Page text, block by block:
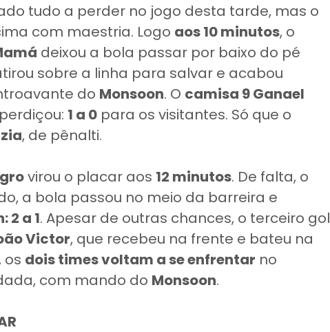
tudo a perder no jogo desta tarde, mas o
com maestria. Logo aos 10 minutos, o
deixou a bola passar por baixo do pé
sobre a linha para salvar e acabou
do Monsoon. O camisa 9 Ganael
1 a 0 para os visitantes. Só que o
, de pênalti.
virou o placar aos 12 minutos. De falta, o
a bola passou no meio da barreira e
2 a 1. Apesar de outras chances, o terceiro gol
Victor, que recebeu na frente e bateu na
os dois times voltam a se enfrentar no
com mando do Monsoon.